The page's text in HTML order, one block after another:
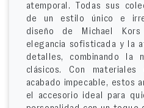
atemporal. Todas sus
de un estilo único e
diseño de Michael
elegancia sofisticada y la
detalles, combinando la
clásicos. Con
acabado impecable, estos
el accesorio ideal para